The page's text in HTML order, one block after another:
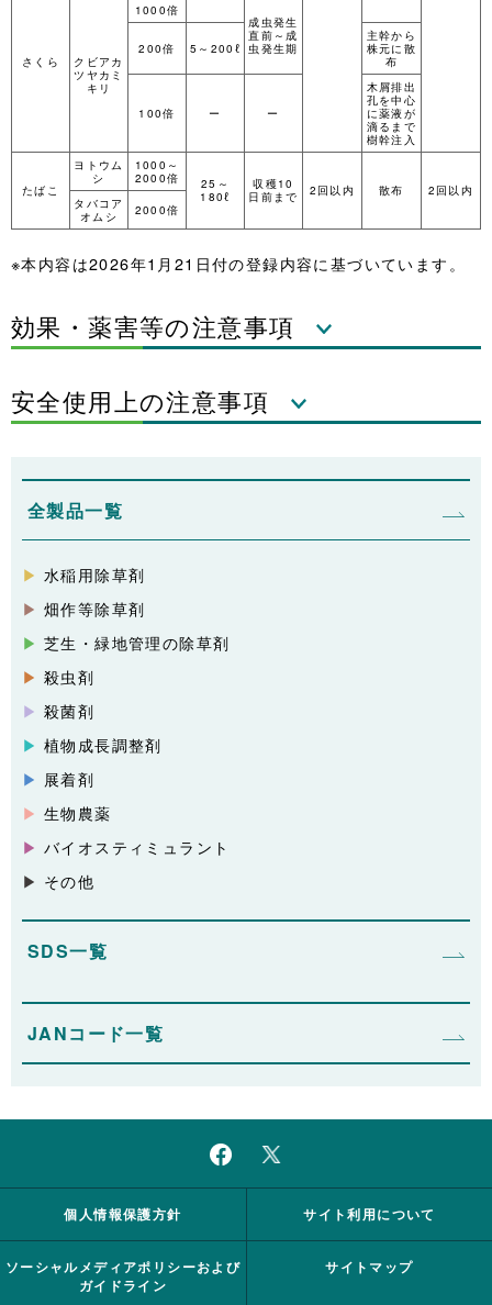
さくら
クビアカ
ツヤカミ
キリ
1000倍
成虫発生
直前～成
虫発生期
200倍 5～200ℓ
主幹から
株元に散
布
100倍 ー ー
木屑排出
孔を中心
に薬液が
滴るまで
樹幹注入
たばこ
ヨトウム
シ
1000～
2000倍
25～
180ℓ
収穫10
日前まで
2回以内 散布
2回以内
タバコア
オムシ
2000倍
※本内容は2026年1月21日付の登録内容に基づいています。
効果・薬害等の注意事項
安全使用上の注意事項
全製品一覧
水稲用除草剤
畑作等除草剤
芝生・緑地管理の除草剤
殺虫剤
殺菌剤
植物成長調整剤
展着剤
生物農薬
バイオスティミュラント
その他
SDS一覧
JANコード一覧
個人情報保護方針 サイト利用について
ソーシャルメディアポリシーおよび
ガイドライン
サイトマップ